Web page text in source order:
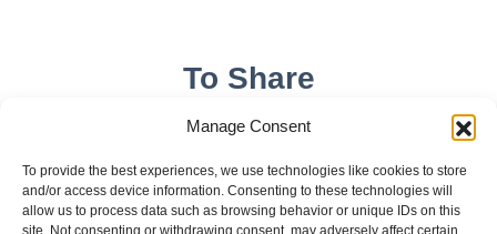
Manage Consent
To provide the best experiences, we use technologies like cookies to store
and/or access device information. Consenting to these technologies will
allow us to process data such as browsing behavior or unique IDs on this
site. Not consenting or withdrawing consent, may adversely affect certain
To Share